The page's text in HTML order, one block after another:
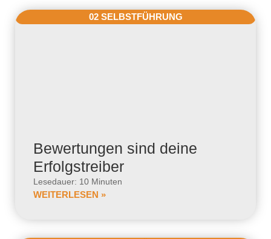
02 SELBSTFÜHRUNG
Bewertungen sind deine
Erfolgstreiber
Lesedauer: 10 Minuten
WEITERLESEN »